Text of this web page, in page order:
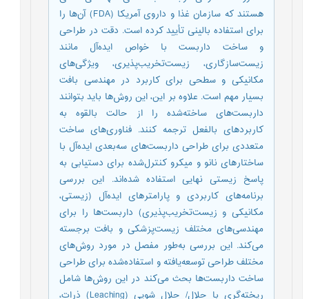
هستند که سازمان غذا و داروی آمریکا (FDA) آن‌ها را
برای استفاده بالینی تأیید کرده است. دقت در طراحی
و ساخت داربست با خواص ایده‌آل مانند
زیست‌سازگاری، زیست‌تخریب‌پذیری، ویژگی‌های
مکانیکی و سطحی برای کاربرد در مهندسی بافت
بسیار مهم است. علاوه بر این، این روش‌ها باید بتوانند
داربست‌های ساخته‌شده را از حالت بالقوه به
کاربردهای بالفعل ترجمه کنند. فناوری‌های ساخت
متعددی برای طراحی داربست‌های سه‌‌بعدی ایده‌آل با
ساختارهای نانو و میکرو کنترل‌شده برای دستیابی به
پاسخ زیستی نهایی استفاده شده‌اند. این بررسی
برنامه‌های کاربردی و پارامترهای ایده‌آل (زیستی،
مکانیکی و زیست‌تخریب‌پذیری) داربست‌ها را برای
مهندسی‌های مختلف زیست‌پزشکی و بافت برجسته
می‌کند. این بررسی به‌طور مفصل در مورد روش‌های
مختلف طراحی توسعه‌یافته و استفاده‌شده برای طراحی
ساخت داربست‌ها بحث می‌کند در این روش‌ها شامل
ریخته‌گری با حلال/ حلال شویی (Leaching) ذرات،